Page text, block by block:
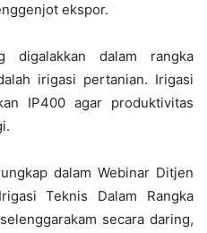
ekspor.
digalakkan dalam rangka
irigasi pertanian. Irigasi
IP400 agar produktivitas
dalam Webinar Ditjen
Teknis Dalam Rangka
secara daring,